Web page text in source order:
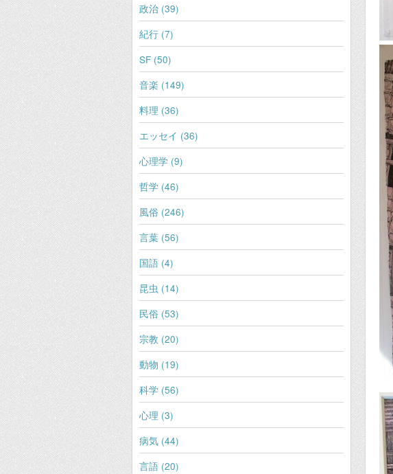
政治 (39)
紀行 (7)
SF (50)
音楽 (149)
料理 (36)
エッセイ (36)
心理学 (9)
哲学 (46)
風俗 (246)
言葉 (56)
国語 (4)
昆虫 (14)
民俗 (53)
宗教 (20)
動物 (19)
科学 (56)
心理 (3)
病気 (44)
言語 (20)